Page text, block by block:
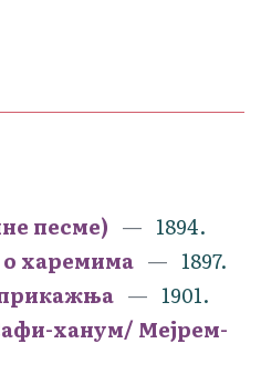
песме)
1894.
харемима
1897.
1901.
ханум/ Мејрем-